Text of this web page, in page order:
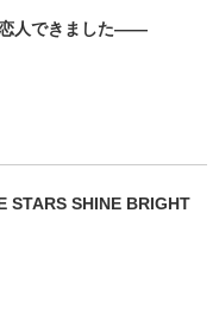
恋人できました――
STARS SHINE BRIGHT